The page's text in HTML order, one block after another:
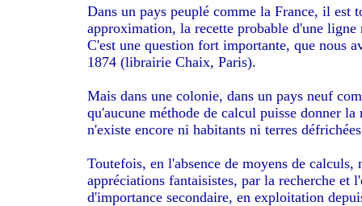
Dans un pays peuplé comme la France, il est
approximation, la recette probable d'une
C'est une question fort importante, que nous
1874 (librairie Chaix, Paris).
Mais dans une colonie, dans un pays neuf
qu'aucune méthode de calcul puisse donner
n'existe encore ni habitants ni terres
Toutefois, en l'absence de moyens de
appréciations fantaisistes, par la recherche et
d'importance secondaire, en exploitation